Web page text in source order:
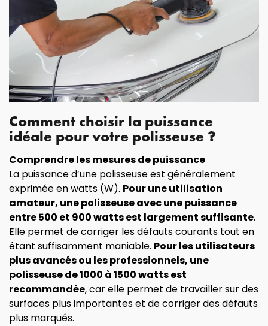
Comment choisir la puissance
idéale pour votre polisseuse ?
Comprendre les mesures de puissance
La puissance d’une polisseuse est généralement
exprimée en watts (W). Pour une utilisation
amateur, une polisseuse avec une puissance
entre 500 et 900 watts est largement suffisante.
Elle permet de corriger les défauts courants tout en
étant suffisamment maniable. Pour les utilisateurs
plus avancés ou les professionnels, une
polisseuse de 1000 à 1500 watts est
recommandée, car elle permet de travailler sur des
surfaces plus importantes et de corriger des défauts
plus marqués.